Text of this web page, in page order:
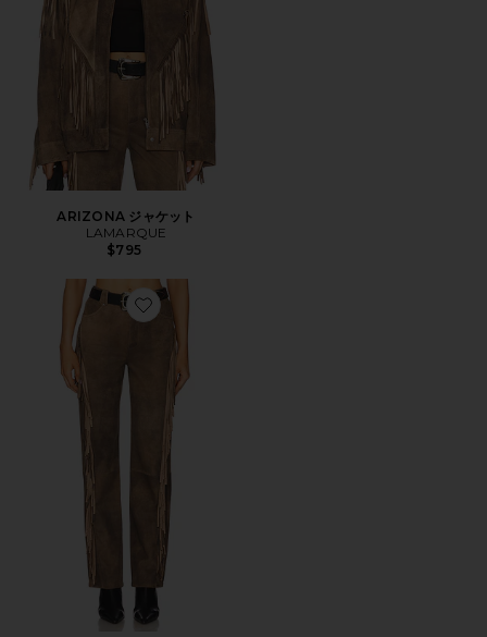
ARIZONA ジャケット
LAMARQUE
$795
Favorite WENDY パンツ